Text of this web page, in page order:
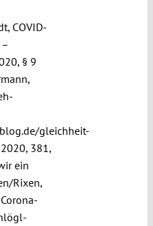
COVID-
§ 9
gleichheit-
381,
ein
Rixen,